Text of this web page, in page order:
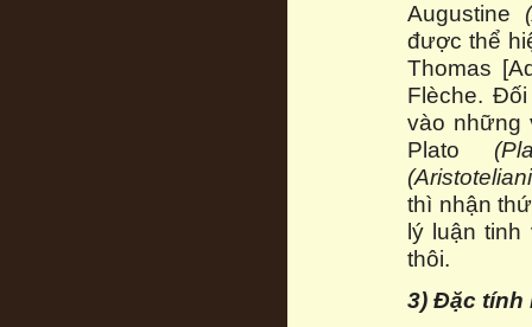
Augustine (
được thể
Thomas
Flèche.
vào những
Plato (
(
thì nhận
lý luận
thôi.
3) Đặc